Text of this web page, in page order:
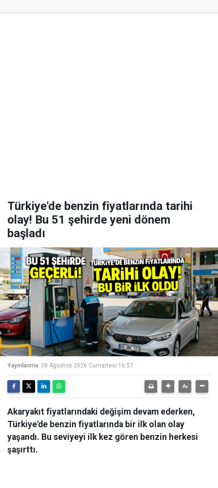
Türkiye'de benzin fiyatlarında tarihi
olay! Bu 51 şehirde yeni dönem
başladı
Yayınlanma: 08 Ağustos 2026 Cumartesi 16:57
Akaryakıt fiyatlarındaki değişim devam ederken,
Türkiye'de benzin fiyatlarında bir ilk olan olay
yaşandı. Bu seviyeyi ilk kez gören benzin herkesi
şaşırttı.